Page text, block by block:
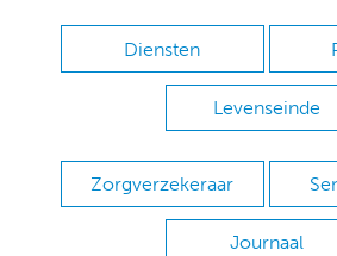
Diensten
Levenseinde
Zorgverzekeraar
Journaal